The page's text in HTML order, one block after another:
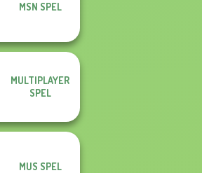
MSN SPEL
MULTIPLAYER
SPEL
MUS SPEL